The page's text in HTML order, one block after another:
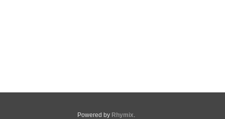
Powered by Rhymix.